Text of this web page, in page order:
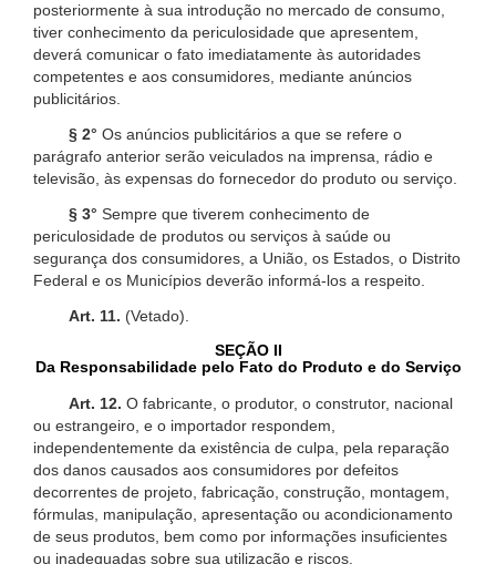
posteriormente à sua introdução no mercado de consumo,
tiver conhecimento da periculosidade que apresentem,
deverá comunicar o fato imediatamente às autoridades
competentes e aos consumidores, mediante anúncios
publicitários.
§ 2° Os anúncios publicitários a que se refere o
parágrafo anterior serão veiculados na imprensa, rádio e
televisão, às expensas do fornecedor do produto ou serviço.
§ 3° Sempre que tiverem conhecimento de
periculosidade de produtos ou serviços à saúde ou
segurança dos consumidores, a União, os Estados, o Distrito
Federal e os Municípios deverão informá-los a respeito.
Art. 11. (Vetado).
SEÇÃO II
Da Responsabilidade pelo Fato do Produto e do Serviço
Art. 12. O fabricante, o produtor, o construtor, nacional
ou estrangeiro, e o importador respondem,
independentemente da existência de culpa, pela reparação
dos danos causados aos consumidores por defeitos
decorrentes de projeto, fabricação, construção, montagem,
fórmulas, manipulação, apresentação ou acondicionamento
de seus produtos, bem como por informações insuficientes
ou inadequadas sobre sua utilização e riscos.